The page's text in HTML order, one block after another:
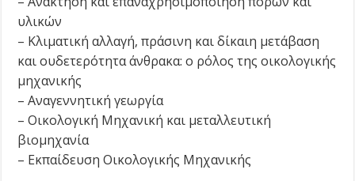
υλικών
– Κλιματική αλλαγή, πράσινη και δίκαιη μετάβαση
και ουδετερότητα άνθρακα: ο ρόλος της οικολογικής
μηχανικής
– Αναγεννητική γεωργία
– Οικολογική Μηχανική και μεταλλευτική
βιομηχανία
– Εκπαίδευση Οικολογικής Μηχανικής